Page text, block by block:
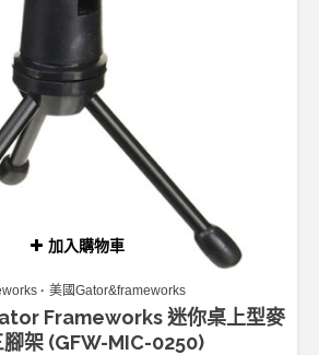
加入購物車
美國Gator&frameworks
Frameworks 迷你桌上型麥
腳架 (GFW-MIC-0250)